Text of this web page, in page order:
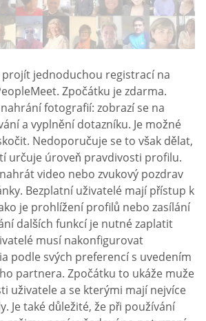
jednoduchou registrací na
Zpočátku je zdarma.
fotografií: zobrazí se na
a vyplnění dotazníku. Je možné
Nedoporučuje se to však dělat,
určuje úroveň pravdivosti profilu.
video nebo zvukový pozdrav
Bezplatní uživatelé mají přístup k
je prohlížení profilů nebo zasílání
dalších funkcí je nutné zaplatit
musí nakonfigurovat
podle svých preferencí s uvedením
partnera. Zpočátku to ukáže muže
uživatele a se kterými mají nejvíce
Je také důležité, že při používání